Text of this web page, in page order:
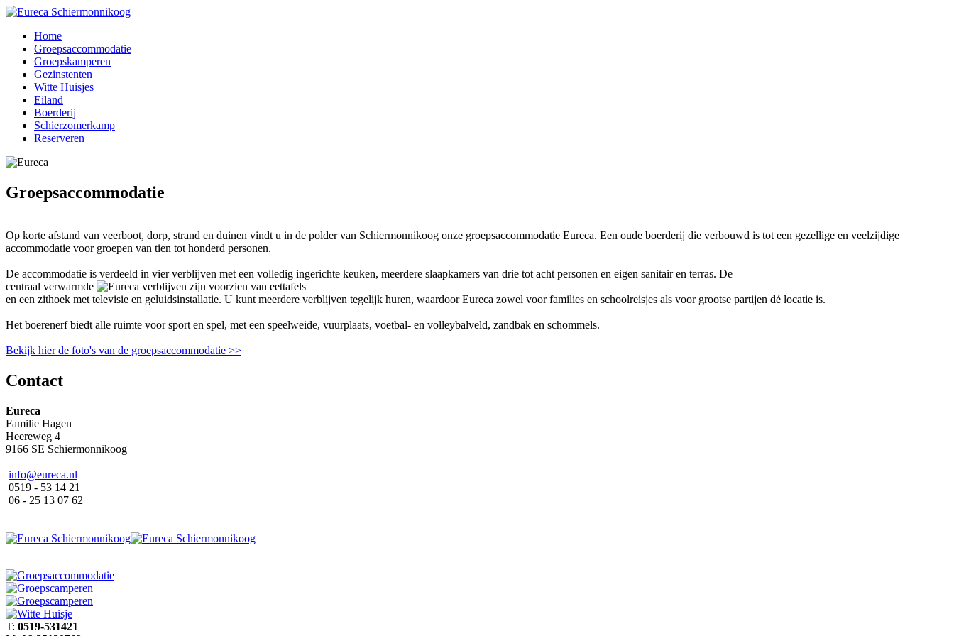
Home
Groepsaccommodatie
Groepskamperen
Gezinstenten
Witte Huisjes
Eiland
Boerderij
Schierzomerkamp
Reserveren
Groepsaccommodatie
Op korte afstand van veerboot, dorp, strand en duinen vindt u in de polder van Schiermonnikoog onze groepsaccommodatie Eureca. Een oude boerderij die verbouwd is tot een gezellige en veelzijdige
accommodatie voor groepen van tien tot honderd personen.
De accommodatie is verdeeld in vier verblijven met een volledig ingerichte keuken, meerdere slaapkamers van drie tot acht personen en eigen sanitair en terras. De
centraal verwarmde
verblijven zijn voorzien van eettafels
en een zithoek met televisie en geluidsinstallatie. U kunt meerdere verblijven tegelijk huren, waardoor Eureca zowel voor families en schoolreisjes als voor grootse partijen dé locatie is.
Het boerenerf biedt alle ruimte voor sport en spel, met een speelweide, vuurplaats, voetbal- en volleybalveld, zandbak en schommels.
Bekijk hier de foto's van de groepsaccommodatie >>
Contact
Eureca
Familie Hagen
Heereweg 4
9166 SE Schiermonnikoog
info@eureca.nl
0519 - 53 14 21
06 - 25 13 07 62
T: 0519-531421